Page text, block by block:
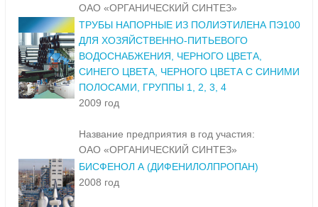
ОАО «ОРГАНИЧЕСКИЙ СИНТЕЗ»
ТРУБЫ НАПОРНЫЕ ИЗ ПОЛИЭТИЛЕНА ПЭ100
ДЛЯ ХОЗЯЙСТВЕННО-ПИТЬЕВОГО
ВОДОСНАБЖЕНИЯ, ЧЕРНОГО ЦВЕТА,
СИНЕГО ЦВЕТА, ЧЕРНОГО ЦВЕТА С СИНИМИ
ПОЛОСАМИ, ГРУППЫ 1, 2, 3, 4
2009 год
Название предприятия в год участия:
ОАО «ОРГАНИЧЕСКИЙ СИНТЕЗ»
БИСФЕНОЛ А (ДИФЕНИЛОЛПРОПАН)
2008 год